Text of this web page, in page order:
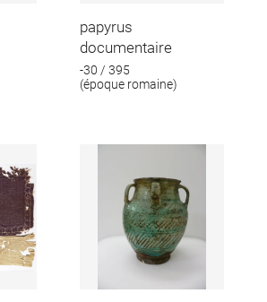
papyrus
documentaire
-30 / 395
(époque romaine)